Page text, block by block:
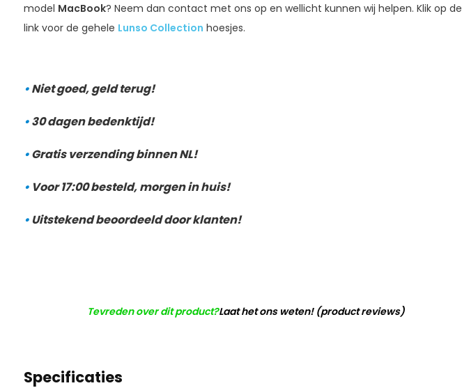
model MacBook? Neem dan contact met ons op en wellicht kunnen wij helpen. Klik op de
link voor de gehele Lunso Collection hoesjes.
•Niet goed, geld terug!
•30 dagen bedenktijd!
•Gratis verzending binnen NL!
•Voor 17:00 besteld, morgen in huis!
•Uitstekend beoordeeld door klanten!
Tevreden over dit product?Laat het ons weten! (product reviews)
Specificaties